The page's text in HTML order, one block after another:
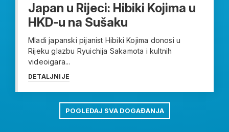
Japan u Rijeci: Hibiki Kojima u
HKD-u na Sušaku
Mladi japanski pijanist Hibiki Kojima donosi u
Rijeku glazbu Ryuichija Sakamota i kultnih
videoigara...
DETALJNIJE
POGLEDAJ SVA DOGAĐANJA